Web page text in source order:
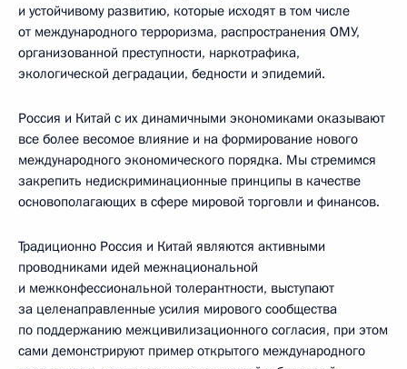
и устойчивому развитию, которые исходят в том числе
от международного терроризма, распространения ОМУ,
организованной преступности, наркотрафика,
экологической деградации, бедности и эпидемий.
Россия и Китай с их динамичными экономиками оказывают
все более весомое влияние и на формирование нового
международного экономического порядка. Мы стремимся
закрепить недискриминационные принципы в качестве
основополагающих в сфере мировой торговли и финансов.
Традиционно Россия и Китай являются активными
проводниками идей межнациональной
и межконфессиональной толерантности, выступают
за целенаправленные усилия мирового сообщества
по поддержанию межцивилизационного согласия, при этом
сами демонстрируют пример открытого международного